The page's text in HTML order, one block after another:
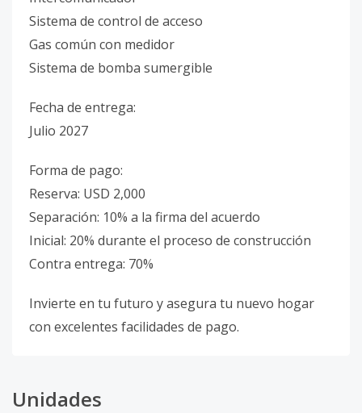
Sistema de control de acceso
Gas común con medidor
Sistema de bomba sumergible
Fecha de entrega:
Julio 2027
Forma de pago:
Reserva: USD 2,000
Separación: 10% a la firma del acuerdo
Inicial: 20% durante el proceso de construcción
Contra entrega: 70%
Invierte en tu futuro y asegura tu nuevo hogar
con excelentes facilidades de pago.
Unidades